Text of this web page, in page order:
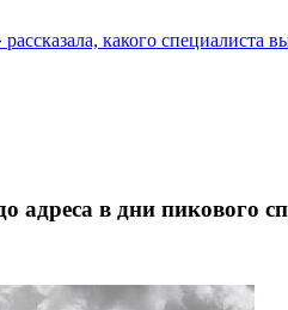
какого специалиста
адреса в дни пикового